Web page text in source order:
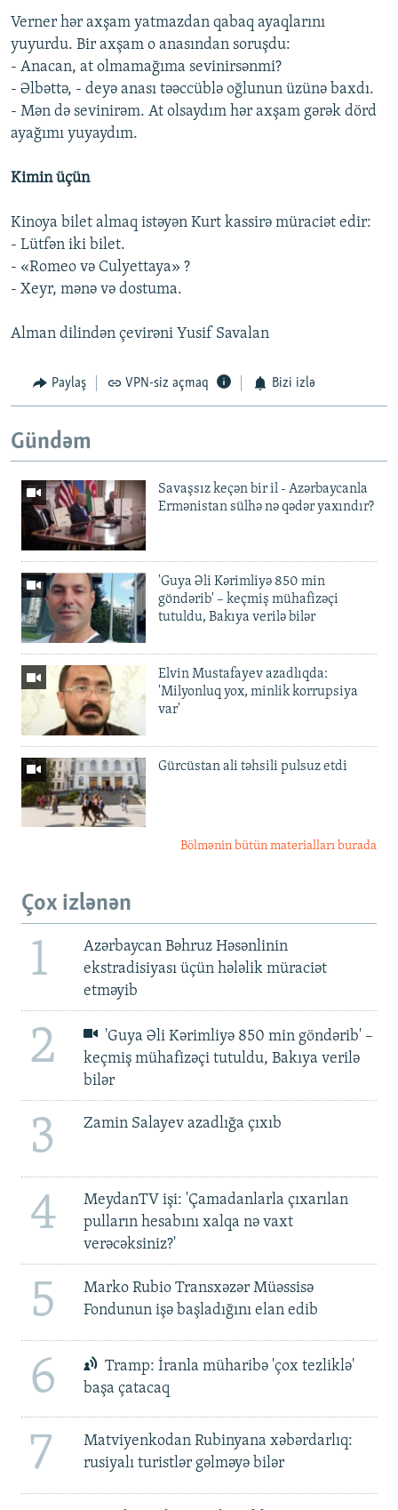
Verner hər axşam yatmazdan qabaq ayaqlarını
yuyurdu. Bir axşam o anasından soruşdu:
- Anacan, at olmamağıma sevinirsənmi?
- Əlbəttə, - deyə anası təəccüblə oğlunun üzünə baxdı.
- Mən də sevinirəm. At olsaydım hər axşam gərək dörd
ayağımı yuyaydım.
Kimin üçün
Kinoya bilet almaq istəyən Kurt kassirə müraciət edir:
- Lütfən iki bilet.
- «Romeo və Culyettaya» ?
- Xeyr, mənə və dostuma.
Alman dilindən çevirəni Yusif Savalan
Paylaş VPN-siz açmaq Bizi izlə
Gündəm
Savaşsız keçən bir il - Azərbaycanla
Ermənistan sülhə nə qədər yaxındır?
'Guya Əli Kərimliyə 850 min
göndərib' – keçmiş mühafizəçi
tutuldu, Bakıya verilə bilər
Elvin Mustafayev azadlıqda:
'Milyonluq yox, minlik korrupsiya
var'
Gürcüstan ali təhsili pulsuz etdi
Bölmənin bütün materialları burada
Çox izlənən
1
Azərbaycan Bəhruz Həsənlinin
ekstradisiyası üçün hələlik müraciət
etməyib
2
'Guya Əli Kərimliyə 850 min göndərib' –
keçmiş mühafizəçi tutuldu, Bakıya verilə
bilər
3 Zamin Salayev azadlığa çıxıb
4
MeydanTV işi: 'Çamadanlarla çıxarılan
pulların hesabını xalqa nə vaxt
verəcəksiniz?'
5
Marko Rubio Transxəzər Müəssisə
Fondunun işə başladığını elan edib
6
Tramp: İranla müharibə 'çox tezliklə'
başa çatacaq
7
Matviyenkodan Rubinyana xəbərdarlıq:
rusiyalı turistlər gəlməyə bilər